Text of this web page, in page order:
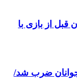
قبل از بازی با
ضرب شد/